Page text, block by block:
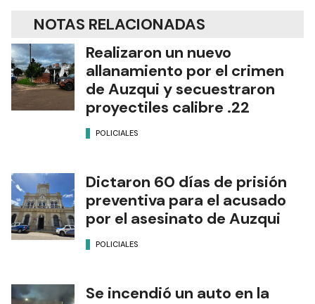
NOTAS RELACIONADAS
Realizaron un nuevo
allanamiento por el crimen
de Auzqui y secuestraron
proyectiles calibre .22
POLICIALES
Dictaron 60 días de prisión
preventiva para el acusado
por el asesinato de Auzqui
POLICIALES
Se incendió un auto en la